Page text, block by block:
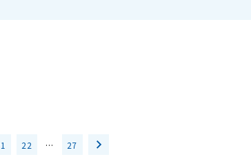
22 … 27